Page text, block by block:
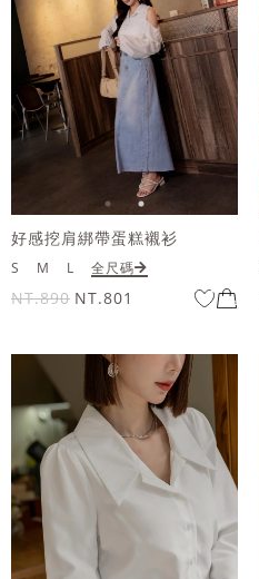
好感挖肩綁帶蛋糕襯衫
S M L 全尺碼
NT.890 NT.801